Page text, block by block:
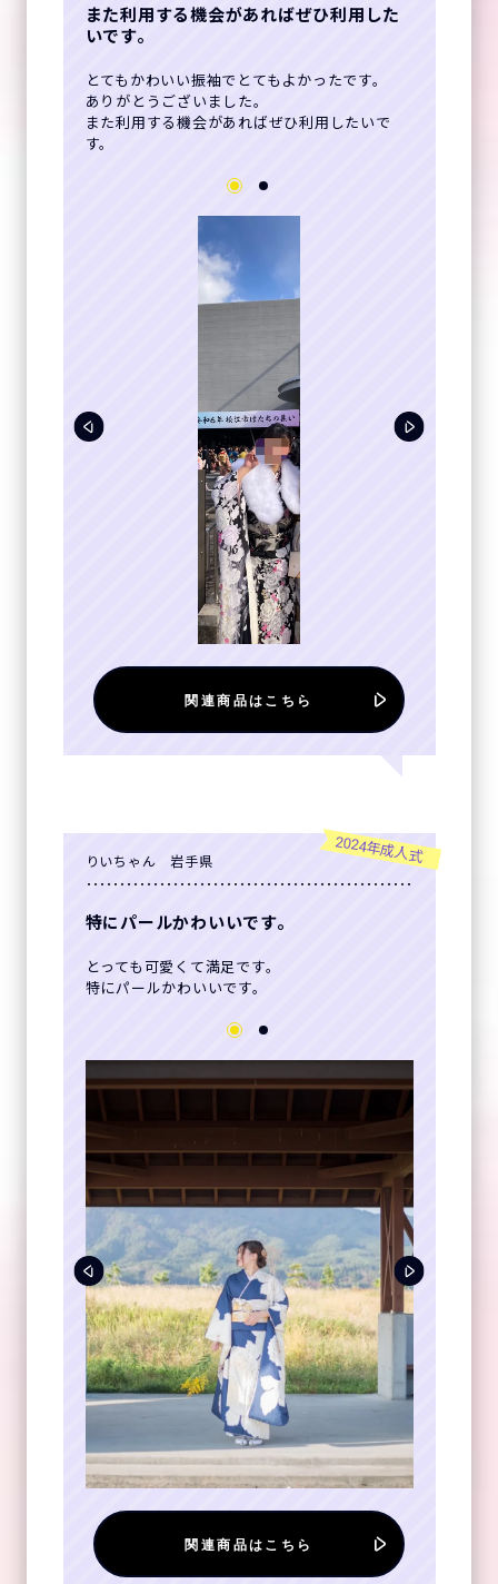
また利用する機会があればぜひ利用した
いです。
とてもかわいい振袖でとてもよかったです。
ありがとうございました。
また利用する機会があればぜひ利用したいで
す。
関連商品はこちら
2024年成人式
りいちゃん 岩手県
特にパールかわいいです。
とっても可愛くて満足です。
特にパールかわいいです。
関連商品はこちら